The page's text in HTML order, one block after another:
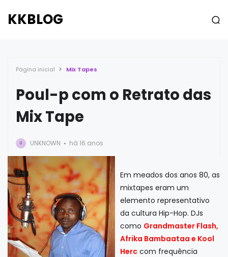
KKBLOG
Página inicial Mix Tapes
Poul-p com o Retrato das
Mix Tape
U UNKNOWN há 16 anos
Em meados dos anos 80, as
mixtapes eram um
elemento representativo
da cultura Hip-Hop. DJs
como Grandmaster Flash,
Afrika Bambaataa e Kool
Herc com frequência